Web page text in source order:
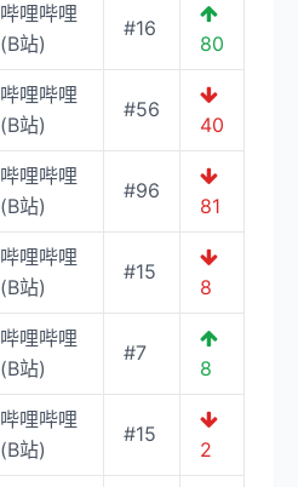
哔哩哔哩
(B站)
#16
80
哔哩哔哩
(B站)
#56
40
哔哩哔哩
(B站)
#96
81
哔哩哔哩
(B站)
#15
8
哔哩哔哩
(B站)
#7
8
哔哩哔哩
(B站)
#15
2